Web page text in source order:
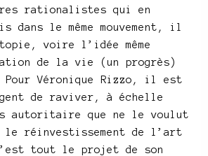
rationalistes qui en
dans le même mouvement, il
voire l’idée même
de la vie (un progrès)
Véronique Rizzo, il est
de raviver, à échelle
autoritaire que ne le voulut
le réinvestissement de l’art
tout le projet de son